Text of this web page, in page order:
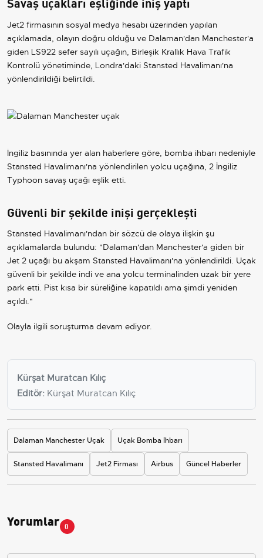
Jet2 firmasının sosyal medya hesabı üzerinden yapılan
açıklamada, olayın doğru olduğu ve Dalaman'dan Manchester'a
giden LS922 sefer sayılı uçağın, Birleşik Krallık Hava Trafik
Kontrolü yönetiminde, Londra'daki Stansted Havalimanı'na
yönlendirildiği belirtildi.
İngiliz basınında yer alan haberlere göre, bomba ihbarı nedeniyle
Stansted Havalimanı'na yönlendirilen yolcu uçağına, 2 İngiliz
Typhoon savaş uçağı eşlik etti.
Güvenli bir şekilde inişi gerçekleşti
Stansted Havalimanı'ndan bir sözcü de olaya ilişkin şu
açıklamalarda bulundu: "Dalaman'dan Manchester'a giden bir
Jet 2 uçağı bu akşam Stansted Havalimanı'na yönlendirildi. Uçak
güvenli bir şekilde indi ve ana yolcu terminalinden uzak bir yere
park etti. Pist kısa bir süreliğine kapatıldı ama şimdi yeniden
açıldı."
Olayla ilgili soruşturma devam ediyor.
Kürşat Muratcan Kılıç
Editör: Kürşat Muratcan Kılıç
Dalaman Manchester Uçak Uçak Bomba İhbarı
Stansted Havalimanı Jet2 Firması Airbus Güncel Haberler
Yorumlar 0